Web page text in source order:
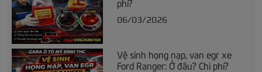
06/03/2026
Vệ sinh họng nạp, van egr xe
Ford Ranger: Ở đâu? Chi phí?